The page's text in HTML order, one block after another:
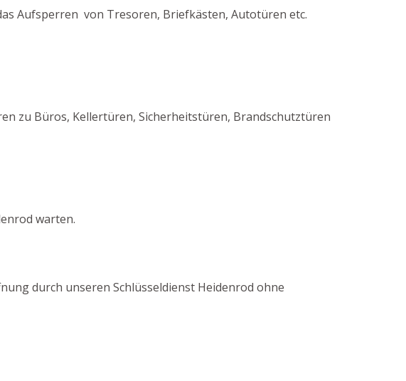
Aufsperren von Tresoren, Briefkästen, Autotüren etc.
zu Büros, Kellertüren, Sicherheitstüren, Brandschutztüren
warten.
durch unseren Schlüsseldienst Heidenrod ohne